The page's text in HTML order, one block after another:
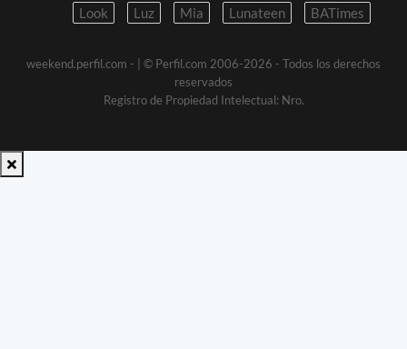
Look
Luz Mia Lunateen BATimes
weekend.perfil.com -
| © Perfil.com 2006-2026 - Todos los derechos
reservados
Registro de Propiedad Intelectual: Nro.